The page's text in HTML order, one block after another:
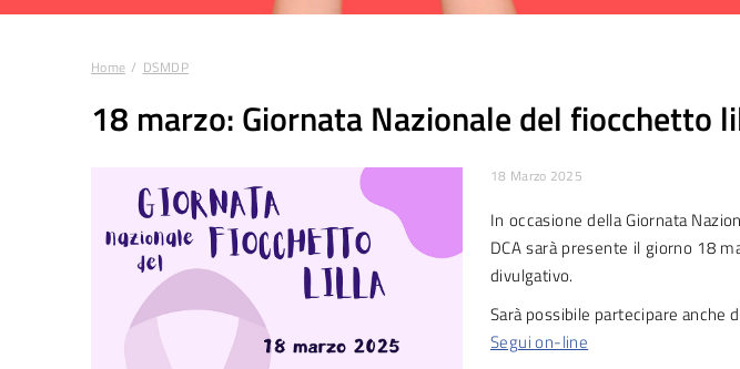
Tu sei qui:
Home DSMDP
18 marzo: Giornata Nazionale del fiocchetto
18 Marzo 2025
In occasione della Giornata
DCA sarà presente il giorno 18
divulgativo.
Sarà possibile partecipare anche
Segui on-line